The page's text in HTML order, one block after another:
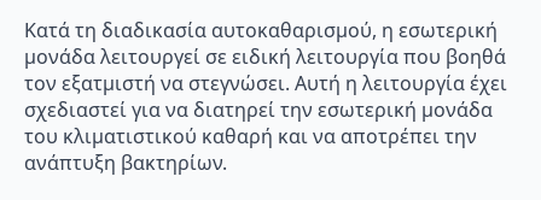
Κατά τη διαδικασία αυτοκαθαρισμού, η εσωτερική
μονάδα λειτουργεί σε ειδική λειτουργία που βοηθά
τον εξατμιστή να στεγνώσει. Αυτή η λειτουργία έχει
σχεδιαστεί για να διατηρεί την εσωτερική μονάδα
του κλιματιστικού καθαρή και να αποτρέπει την
ανάπτυξη βακτηρίων.